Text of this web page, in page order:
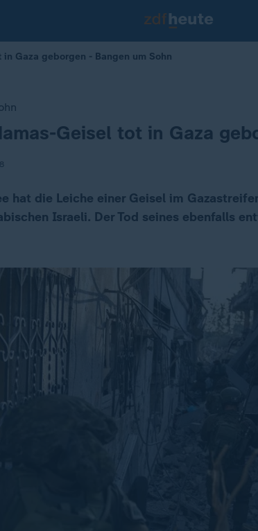
Gaza geborgen - Bangen um Sohn
Geisel tot in Gaza
hat die Leiche einer Geisel im
Israeli. Der Tod seines ebenfalls